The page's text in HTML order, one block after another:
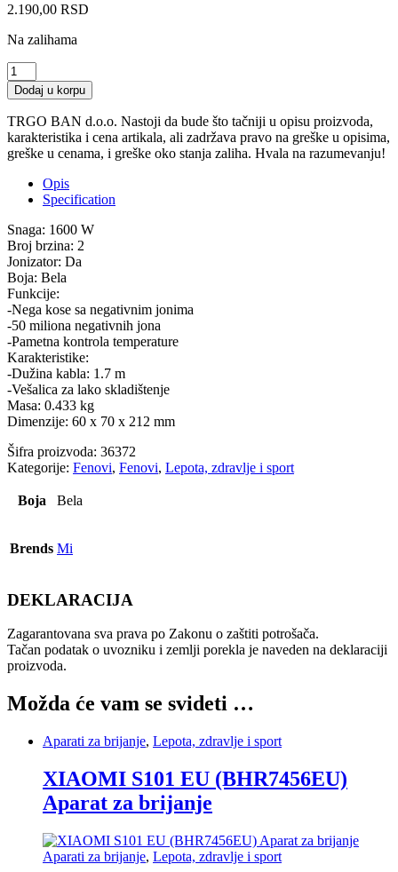
2.190,00 RSD
Na zalihama
XIAOMI
MI
Compact
H101
Fen
za
kosu
Beli
quantity
Dodaj u korpu
TRGO BAN d.o.o. Nastoji da bude što tačniji u opisu proizvoda,
karakteristika i cena artikala, ali zadržava pravo na greške u opisima,
greške u cenama, i greške oko stanja zaliha. Hvala na razumevanju!
Opis
Specification
Snaga: 1600 W
Broj brzina: 2
Jonizator: Da
Boja: Bela
Funkcije:
-Nega kose sa negativnim jonima
-50 miliona negativnih jona
-Pametna kontrola temperature
Karakteristike:
-Dužina kabla: 1.7 m
-Vešalica za lako skladištenje
Masa: 0.433 kg
Dimenzije: 60 x 70 x 212 mm
Šifra proizvoda: 36372
Kategorije: Fenovi, Fenovi, Lepota, zdravlje i sport
Boja Bela
Brends Mi
DEKLARACIJA
Zagarantovana sva prava po Zakonu o zaštiti potrošača.
Tačan podatak o uvozniku i zemlji porekla je naveden na deklaraciji
proizvoda.
Možda će vam se svideti …
Aparati za brijanje, Lepota, zdravlje i sport
XIAOMI S101 EU (BHR7456EU)
Aparat za brijanje
Aparati za brijanje, Lepota, zdravlje i sport